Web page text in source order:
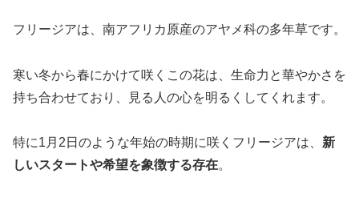
フリージアは、南アフリカ原産のアヤメ科の多年草です。
寒い冬から春にかけて咲くこの花は、生命力と華やかさを
持ち合わせており、見る人の心を明るくしてくれます。
特に1月2日のような年始の時期に咲くフリージアは、 新
しいスタートや希望を象徴する存在。